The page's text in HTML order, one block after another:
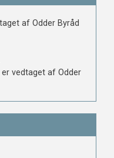
af Odder Byråd
vedtaget af Odder